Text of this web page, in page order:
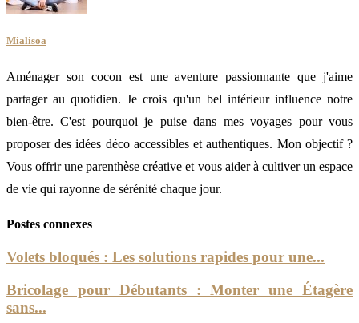
Mialisoa
Aménager son cocon est une aventure passionnante que j'aime
partager au quotidien. Je crois qu'un bel intérieur influence notre
bien-être. C'est pourquoi je puise dans mes voyages pour vous
proposer des idées déco accessibles et authentiques. Mon objectif ?
Vous offrir une parenthèse créative et vous aider à cultiver un espace
de vie qui rayonne de sérénité chaque jour.
Postes connexes
Volets bloqués : Les solutions rapides pour une...
Bricolage pour Débutants : Monter une Étagère
sans...